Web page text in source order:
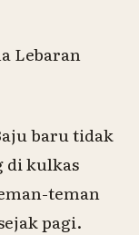
Lebaran
baru tidak
di kulkas
teman
pagi.